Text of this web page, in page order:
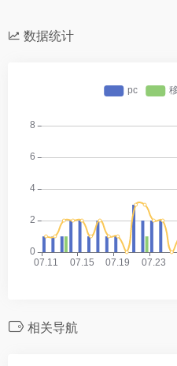
数据统计
相关导航